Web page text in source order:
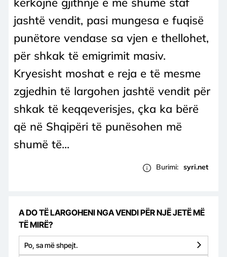
jashtë vendit, pasi mungesa e fuqisë
punëtore vendase sa vjen e thellohet,
për shkak të emigrimit masiv.
Kryesisht moshat e reja e të mesme
zgjedhin të largohen jashtë vendit për
shkak të keqqeverisjes, çka ka bërë
që në Shqipëri të punësohen më
shumë të...
Burimi: syri.net
A DO TË LARGOHENI NGA VENDI PËR NJË JETË MË
TË MIRË?
Po, sa më shpejt.